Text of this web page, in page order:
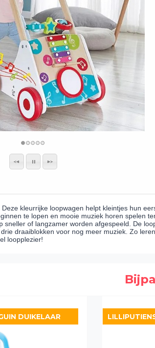
kleurrijke loopwagen helpt kleintjes hun
te lopen en mooie muziek horen spelen
sneller of langzamer worden afgespeeld. De
draaiblokken voor nog meer muziek. Zo
loopplezier!
DUIKELAAR